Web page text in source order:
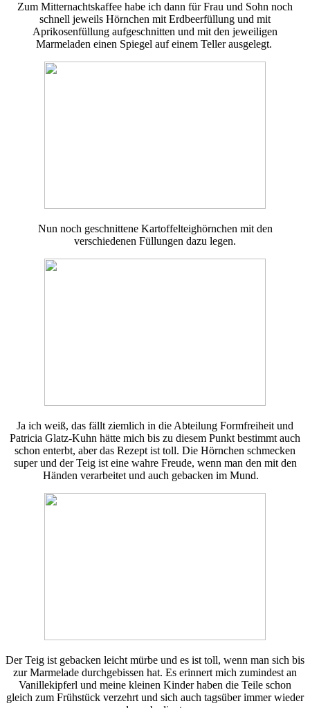
Zum Mitternachtskaffee habe ich dann für Frau und Sohn noch
schnell jeweils Hörnchen mit Erdbeerfüllung und mit
Aprikosenfüllung aufgeschnitten und mit den jeweiligen
Marmeladen einen Spiegel auf einem Teller ausgelegt.
Nun noch geschnittene Kartoffelteighörnchen mit den
verschiedenen Füllungen dazu legen.
Ja ich weiß, das fällt ziemlich in die Abteilung Formfreiheit und
Patricia Glatz-Kuhn hätte mich bis zu diesem Punkt bestimmt auch
schon enterbt, aber das Rezept ist toll. Die Hörnchen schmecken
super und der Teig ist eine wahre Freude, wenn man den mit den
Händen verarbeitet und auch gebacken im Mund.
Der Teig ist gebacken leicht mürbe und es ist toll, wenn man sich bis
zur Marmelade durchgebissen hat. Es erinnert mich zumindest an
Vanillekipferl und meine kleinen Kinder haben die Teile schon
gleich zum Frühstück verzehrt und sich auch tagsüber immer wieder